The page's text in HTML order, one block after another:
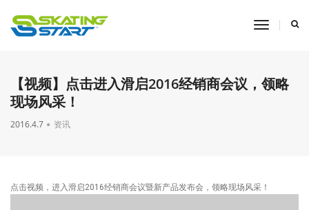
toggle
【视频】点击进入滑启2016经销商会议，领略
现场风采！
2016.4.7 资讯
点击视频，进入滑启2016经销商会议暨新产品发布会，领略现场风采！